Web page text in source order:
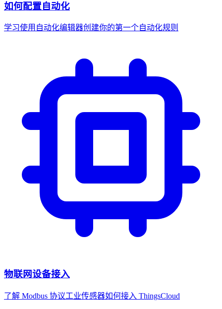
如何配置自动化
学习使用自动化编辑器创建你的第一个自动化规则
物联网设备接入
了解 Modbus 协议工业传感器如何接入 ThingsCloud